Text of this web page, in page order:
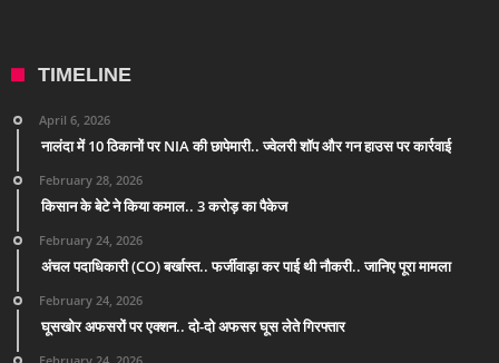
TIMELINE
April 6, 2026
नालंदा में 10 ठिकानों पर NIA की छापेमारी.. ज्वेलरी शॉप और गन हाउस पर कार्रवाई
February 28, 2026
किसान के बेटे ने किया कमाल.. 3 करोड़ का पैकेज
February 24, 2026
अंचल पदाधिकारी (CO) बर्खास्त.. फर्जीवाड़ा कर पाई थी नौकरी.. जानिए पूरा मामला
February 24, 2026
घूसखोर अफसरों पर एक्शन.. दो-दो अफसर घूस लेते गिरफ्तार